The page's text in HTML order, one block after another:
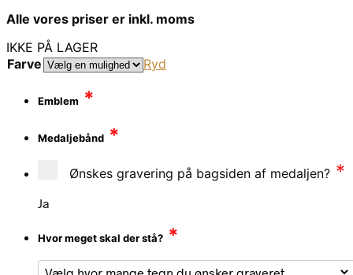
Alle vores priser er inkl. moms
IKKE PÅ LAGER
Farve
Ryd
Emblem *
Medaljebånd *
Ønskes gravering på bagsiden af medaljen? *
Ja
Hvor meget skal der stå? *